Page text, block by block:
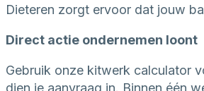
Dieteren zorgt ervoor dat jouw
Direct actie ondernemen loont
Gebruik onze kitwerk calculator
dien je aanvraag in. Binnen één